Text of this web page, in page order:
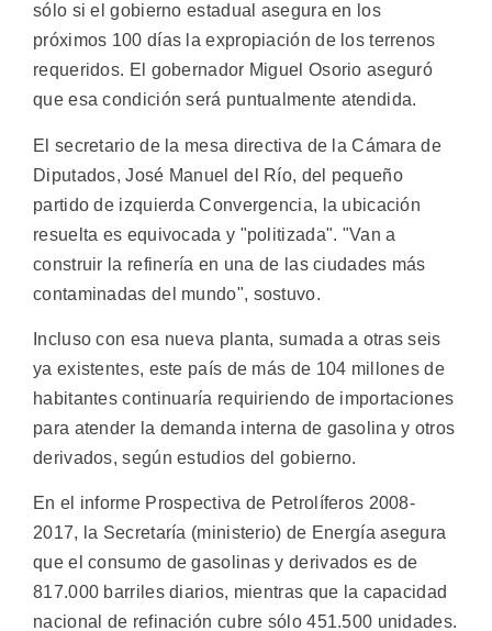
sólo si el gobierno estadual asegura en los
próximos 100 días la expropiación de los terrenos
requeridos. El gobernador Miguel Osorio aseguró
que esa condición será puntualmente atendida.
El secretario de la mesa directiva de la Cámara de
Diputados, José Manuel del Río, del pequeño
partido de izquierda Convergencia, la ubicación
resuelta es equivocada y "politizada". "Van a
construir la refinería en una de las ciudades más
contaminadas del mundo", sostuvo.
Incluso con esa nueva planta, sumada a otras seis
ya existentes, este país de más de 104 millones de
habitantes continuaría requiriendo de importaciones
para atender la demanda interna de gasolina y otros
derivados, según estudios del gobierno.
En el informe Prospectiva de Petrolíferos 2008-
2017, la Secretaría (ministerio) de Energía asegura
que el consumo de gasolinas y derivados es de
817.000 barriles diarios, mientras que la capacidad
nacional de refinación cubre sólo 451.500 unidades.